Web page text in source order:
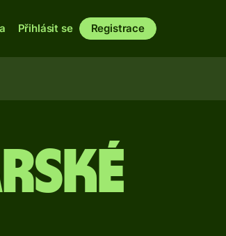
Přihlásit se Registrace